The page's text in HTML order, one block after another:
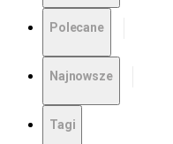
Polecane
Najnowsze
Tagi